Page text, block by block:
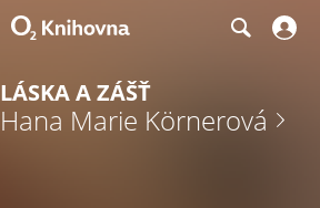
LÁSKA A ZÁŠŤ
Hana Marie Körnerová